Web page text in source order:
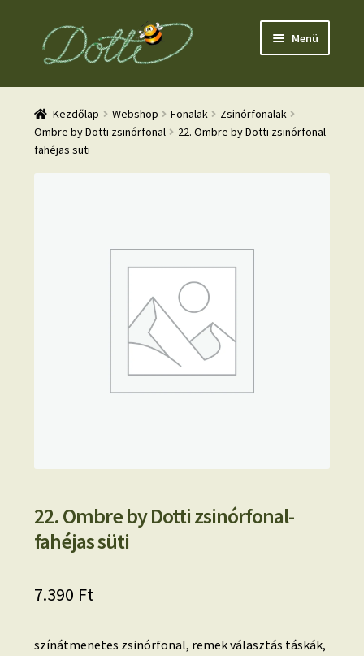
Ugrás
Kilépés
Menü
Kezdőlap Webshop Fonalak
Zsinórfonalak
Ombre by Dotti zsinórfonal
22. Ombre by Dotti zsinórfonal-
fahéjas süti
22. Ombre by Dotti zsinórfonal-
fahéjas süti
7.390 Ft
színátmenetes zsinórfonal, remek választás táskák,